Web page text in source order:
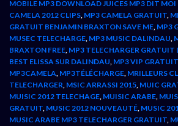
MOBILE MP3 DOWNLOAD JUICES MP3 DIT
CAMELA 2012 CLIPS, MP3 CAMELA GRATUIT,
GRATUIT BENJAMIN BRAXTON SAVE ME, MP3
MUSEC TELECHARGE, MP3 MUSIC DALINDAU,
BRAXTON FREE, MP3 TELECHARGER GRATUIT
BEST ELISSA SUR DALINDAU, MP3 VIP
MP3CAMELA, MP3TÉLÉCHARGE, MRILLEURS
TELECHARGER, MSIC ARRASSI 2015, MUIC
MUISIC 2012 TELECHAGE, MUISIC ARABE,
GRATUIT, MUSIC 2012 NOUVEAUTÉ, MUSIC
MUSIC ARABE MP3 TELECHARGER GRATUIT,